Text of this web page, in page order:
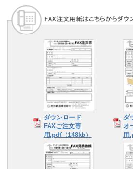
ダウンロード
FAXご注文専
用.pdf（148kb）
ダ
オ
用